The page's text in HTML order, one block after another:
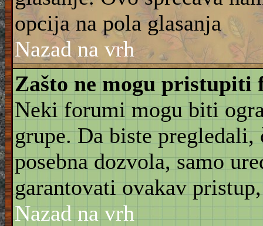
opcija na pola glasanja
Nazad na vrh
Zašto ne mogu pristupiti
Neki forumi mogu biti
grupe. Da biste
posebna dozvola, samo
garantovati ovakav
Nazad na vrh